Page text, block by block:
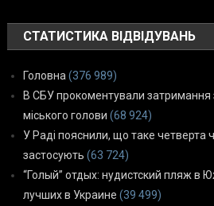
СТАТИСТИКА ВІДВІДУВАНЬ
Головна(376 989)
В СБУ прокоментували
міського голови (68 924)
У Раді пояснили, що таке четверта
застосують (63 724)
“Голый” отдых: нудистский пляж в
лучших в Украине (39 499)